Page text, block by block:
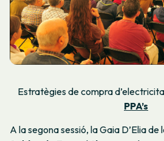
Estratègies de compra
PPA’s
A la segona sessió, la Gaia D’Elia de